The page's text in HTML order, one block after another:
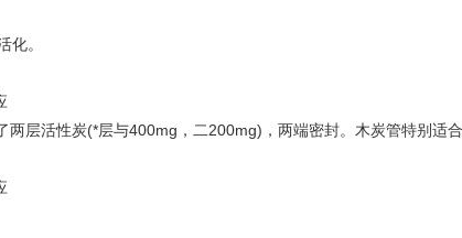
化。
两层活性炭(*层与400mg，二200mg)，两端密封。木炭管特别适